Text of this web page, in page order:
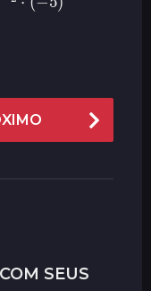
SEUS